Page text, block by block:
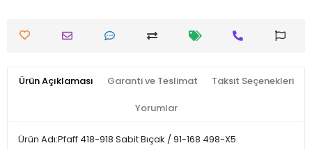
Ürün Açıklaması Garanti ve Teslimat Taksit Seçenekleri
Yorumlar
Ürün Adı:Pfaff 418-918 Sabit Bıçak / 91-168 498-X5